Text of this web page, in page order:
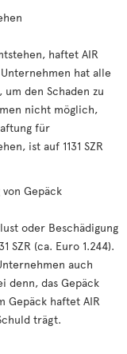
haftet AIR
Unternehmen hat alle
den Schaden zu
nicht möglich,
für
ist auf 1131 SZR
Gepäck
oder Beschädigung
SZR (ca. Euro 1.244).
auch
denn, das Gepäck
Gepäck haftet AIR
trägt.